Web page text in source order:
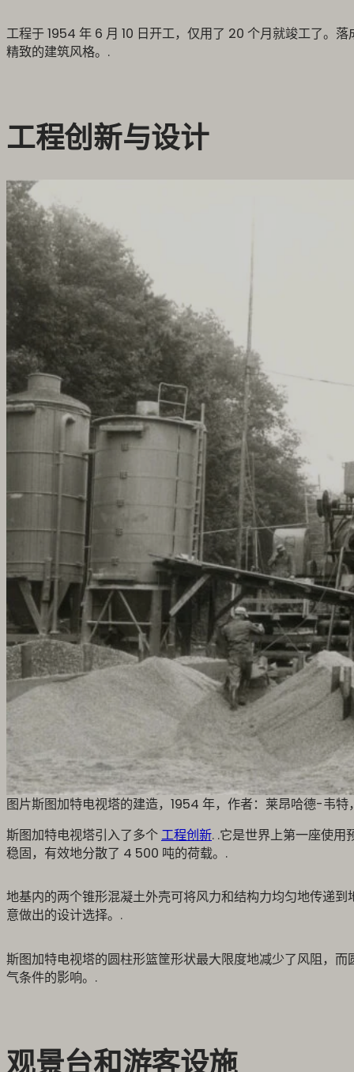
工程于 1954 年 6 月 10 日开工，仅用了 20 个月就竣工了。
精致的建筑风格。.
工程创新与设计
图片斯图加特电视塔的建造，1954 年，作者：莱昂哈德-韦
斯图加特电视塔引入了多个工程创新. .它是世界上第一座使
稳固，有效地分散了 4 500 吨的荷载。.
地基内的两个锥形混凝土外壳可将风力和结构力均匀地传递
意做出的设计选择。.
斯图加特电视塔的圆柱形篮筐形状最大限度地减少了风阻，
气条件的影响。.
观景台和游客设施